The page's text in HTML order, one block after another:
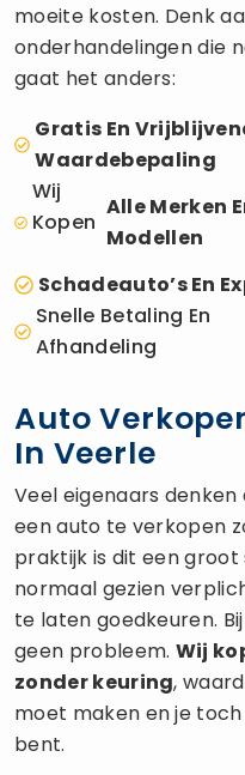
moeite kosten. Denk
onderhandelingen die
gaat het anders:
Gratis En
Waardebepaling
Wij
Kopen
Alle Merken
Modellen
Schadeauto’s En
Snelle Betaling En
Afhandeling
Auto
In Veerle
Veel eigenaars
een auto te verkopen
praktijk is dit een
normaal gezien
te laten goedkeuren.
geen probleem. Wij
zonder keuring,
moet maken en je
bent.